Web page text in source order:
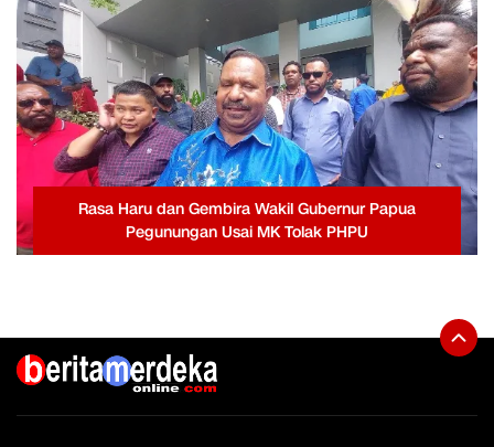
Rasa Haru dan Gembira Wakil Gubernur Papua
Pegunungan Usai MK Tolak PHPU